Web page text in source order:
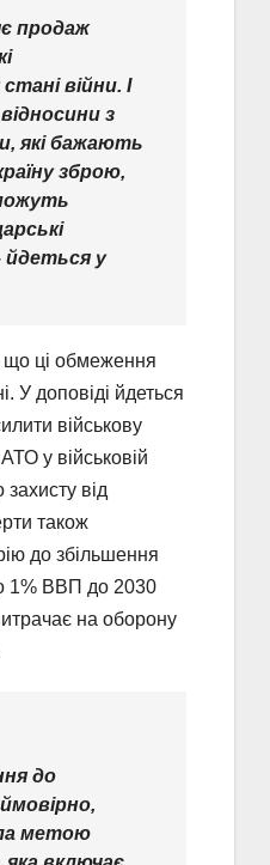
продаж
війни. І
з
які бажають
зброю,
йдеться у
що ці обмеження
У доповіді йдеться
військову
у військовій
від
також
до збільшення
1% ВВП до 2030
на оборону
до
метою